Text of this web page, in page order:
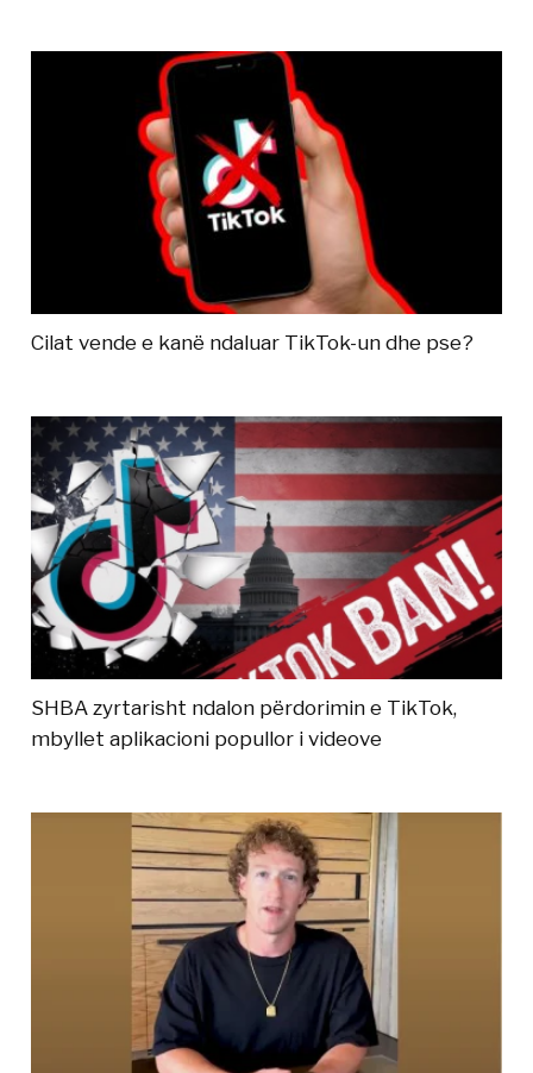
Cilat vende e kanë ndaluar TikTok-un dhe pse?
SHBA zyrtarisht ndalon përdorimin e TikTok,
mbyllet aplikacioni popullor i videove